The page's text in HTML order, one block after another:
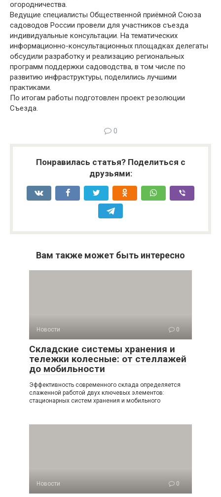
огородничества.
Ведущие специалисты Общественной приёмной Союза
садоводов России провели для участников съезда
индивидуальные консультации. На тематических
информационно-консультационных площадках делегаты
обсудили разработку и реализацию региональных
программ поддержки садоводства, в том числе по
развитию инфраструктуры, поделились лучшими
практиками.
По итогам работы подготовлен проект резолюции
Съезда.
0
Понравилась статья? Поделиться с
друзьями:
Вам также может быть интересно
Новости 0
Складские системы хранения и
тележки колесные: от стеллажей
до мобильности
Эффективность современного склада определяется
слаженной работой двух ключевых элементов:
стационарных систем хранения и мобильного
Новости 0